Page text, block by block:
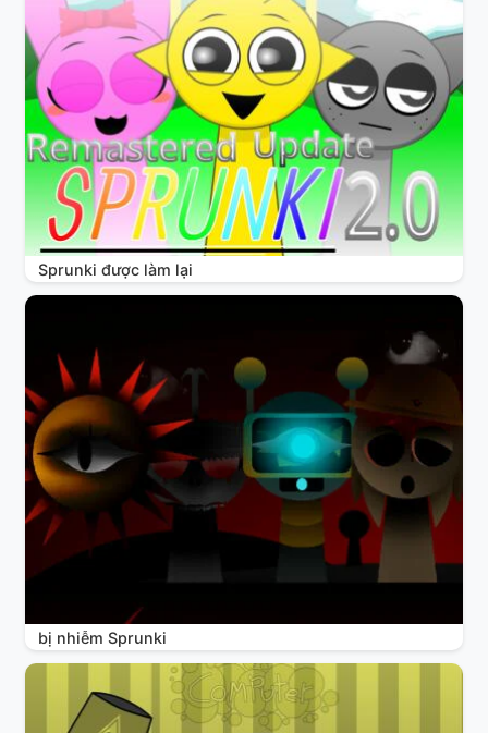
Sprunki được làm lại
bị nhiễm Sprunki